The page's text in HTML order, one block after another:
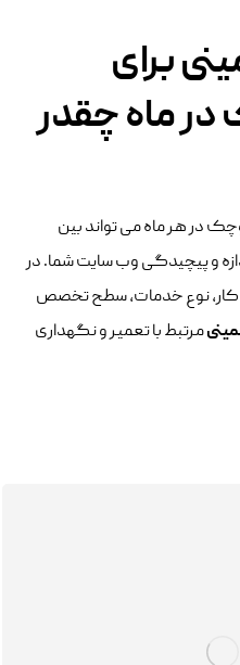
برای
ماه چقدر
در هر ماه می تواند بین
به اندازه و پیچیدگی وب سایت شما. در
کار، نوع خدمات، سطح تخصص
مرتبط با تعمیر و نگهداری